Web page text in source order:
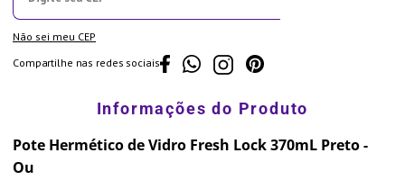
Não sei meu CEP
Compartilhe nas redes sociais
Pote Hermético de Vidro Fresh Lock 370mL Preto -
Ou